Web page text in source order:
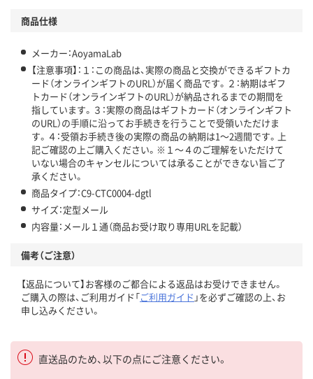
商品仕様
メーカー：AoyamaLab
【注意事項】：１：この商品は、実際の商品と交換ができるギフトカ
ード（オンラインギフトのURL）が届く商品です。２：納期はギフ
トカード（オンラインギフトのURL）が納品されるまでの期間を
指しています。３：実際の商品はギフトカード（オンラインギフト
のURL）の手順に沿ってお手続きを行うことで受領いただけま
す。４：受領お手続き後の実際の商品の納期は1～2週間です。上
記ご確認の上ご購入ください。※１～４のご理解をいただけて
いない場合のキャンセルについては承ることができない旨ご了
承ください。
商品タイプ：C9-CTC0004-dgtl
サイズ：定型メール
内容量：メール１通（商品お受け取り専用URLを記載）
備考（ご注意）
【返品について】お客様のご都合による返品はお受けできません。
ご購入の際は、ご利用ガイド「ご利用ガイド 」を必ずご確認の上、お
申し込みください。
直送品のため、以下の点にご注意ください。